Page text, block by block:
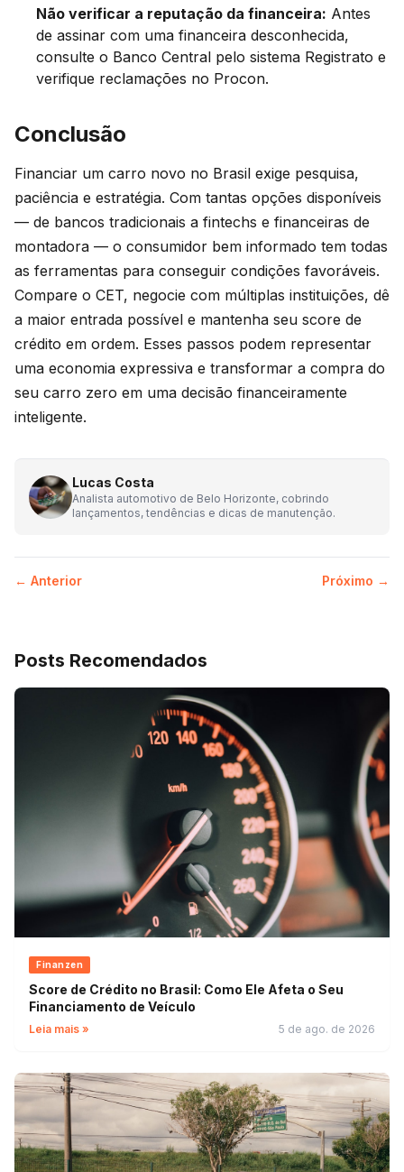
Não verificar a reputação da financeira: Antes
de assinar com uma financeira desconhecida,
consulte o Banco Central pelo sistema Registrato e
verifique reclamações no Procon.
Conclusão
Financiar um carro novo no Brasil exige pesquisa,
paciência e estratégia. Com tantas opções disponíveis
— de bancos tradicionais a fintechs e financeiras de
montadora — o consumidor bem informado tem todas
as ferramentas para conseguir condições favoráveis.
Compare o CET, negocie com múltiplas instituições, dê
a maior entrada possível e mantenha seu score de
crédito em ordem. Esses passos podem representar
uma economia expressiva e transformar a compra do
seu carro zero em uma decisão financeiramente
inteligente.
Lucas Costa
Analista automotivo de Belo Horizonte, cobrindo
lançamentos, tendências e dicas de manutenção.
← Anterior Próximo →
Posts Recomendados
Finanzen
Score de Crédito no Brasil: Como Ele Afeta o Seu
Financiamento de Veículo
Leia mais » 5 de ago. de 2026